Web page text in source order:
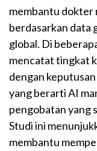
membantu dokter
berdasarkan data
global. Di
mencatat tingkat
dengan
yang berarti AI
pengobatan yang
Studi ini
membantu